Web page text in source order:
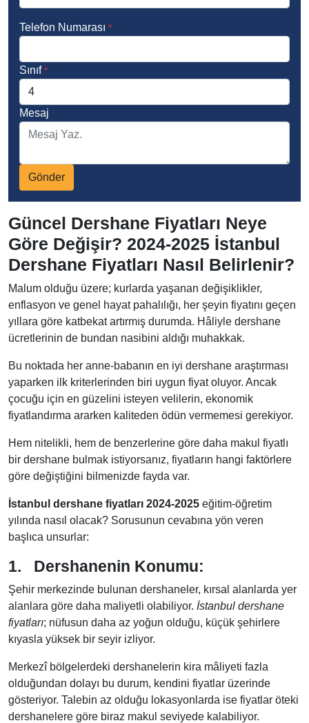
Telefon Numarası *
Sınıf*
Mesaj
Gönder
Güncel Dershane Fiyatları Neye
Göre Değişir? 2024-2025 İstanbul
Dershane Fiyatları Nasıl Belirlenir?
Malum olduğu üzere; kurlarda yaşanan değişiklikler,
enflasyon ve genel hayat pahalılığı, her şeyin fiyatını geçen
yıllara göre katbekat artırmış durumda. Hâliyle dershane
ücretlerinin de bundan nasibini aldığı muhakkak.
Bu noktada her anne-babanın en iyi dershane araştırması
yaparken ilk kriterlerinden biri uygun fiyat oluyor. Ancak
çocuğu için en güzelini isteyen velilerin, ekonomik
fiyatlandırma ararken kaliteden ödün vermemesi gerekiyor.
Hem nitelikli, hem de benzerlerine göre daha makul fiyatlı
bir dershane bulmak istiyorsanız, fiyatların hangi faktörlere
göre değiştiğini bilmenizde fayda var.
İstanbul dershane fiyatları 2024-2025 eğitim-öğretim
yılında nasıl olacak? Sorusunun cevabına yön veren
başlıca unsurlar:
1. Dershanenin Konumu:
Şehir merkezinde bulunan dershaneler, kırsal alanlarda yer
alanlara göre daha maliyetli olabiliyor. İstanbul dershane
fiyatları; nüfusun daha az yoğun olduğu, küçük şehirlere
kıyasla yüksek bir seyir izliyor.
Merkezî bölgelerdeki dershanelerin kira mâliyeti fazla
olduğundan dolayı bu durum, kendini fiyatlar üzerinde
gösteriyor. Talebin az olduğu lokasyonlarda ise fiyatlar öteki
dershanelere göre biraz makul seviyede kalabiliyor.